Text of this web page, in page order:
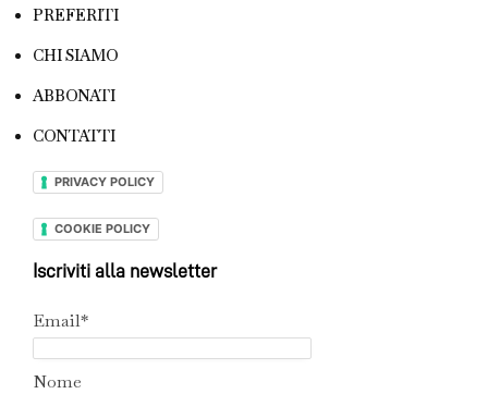
PREFERITI
CHI SIAMO
ABBONATI
CONTATTI
PRIVACY POLICY
COOKIE POLICY
Iscriviti alla newsletter
Email*
Nome